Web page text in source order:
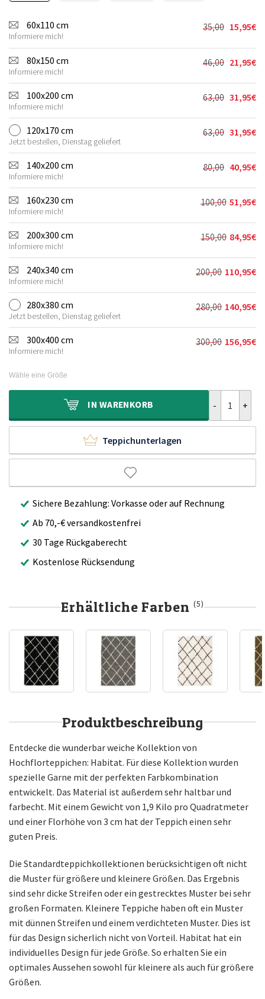
60x110 cm
Informiere mich!
35,00
Preis
war:
35,00€
15,95€
Aktueller
Preis
ist:
15,95€.
80x150 cm
Informiere mich!
46,00
Preis
war:
46,00€
21,95€
Aktueller
Preis
ist:
21,95€.
100x200 cm
Informiere mich!
63,00
Preis
war:
63,00€
31,95€
Aktueller
Preis
ist:
31,95€.
120x170 cm
Jetzt bestellen, Dienstag geliefert
63,00
Preis
war:
63,00€
31,95€
Aktueller
Preis
ist:
31,95€.
140x200 cm
Informiere mich!
80,00
Preis
war:
80,00€
40,95€
Aktueller
Preis
ist:
40,95€.
160x230 cm
Informiere mich!
100,00
Preis
war:
100,00€
51,95€
Aktueller
Preis
ist:
51,95€.
200x300 cm
Informiere mich!
150,00
Preis
war:
150,00€
84,95€
Aktueller
Preis
ist:
84,95€.
240x340 cm
Informiere mich!
200,00
Preis
war:
200,00€
110,95€
Aktueller
Preis
ist:
110,95€.
280x380 cm
Jetzt bestellen, Dienstag geliefert
280,00
Preis
war:
280,00€
140,95€
Aktueller
Preis
ist:
140,95€.
300x400 cm
Informiere mich!
300,00 156,95€
Aktueller
Wähle eine Größe
IN WARENKORB
Teppichunterlagen
Sichere Bezahlung: Vorkasse oder auf Rechnung
Ab 70,-€ versandkostenfrei
30 Tage Rückgaberecht
Kostenlose Rücksendung
Erhältliche Farben(5)
Produktbeschreibung
Entdecke die wunderbar weiche Kollektion von
Hochflorteppichen: Habitat. Für diese Kollektion wurden
spezielle Garne mit der perfekten Farbkombination
entwickelt. Das Material ist außerdem sehr haltbar und
farbecht. Mit einem Gewicht von 1,9 Kilo pro Quadratmeter
und einer Florhöhe von 3 cm hat der Teppich einen sehr
guten Preis.
Die Standardteppichkollektionen berücksichtigen oft nicht
die Muster für größere und kleinere Größen. Das Ergebnis
sind sehr dicke Streifen oder ein gestrecktes Muster bei sehr
großen Formaten. Kleinere Teppiche haben oft ein Muster
mit dünnen Streifen und einem verdichteten Muster. Dies ist
für das Design sicherlich nicht von Vorteil. Habitat hat ein
individuelles Design für jede Größe. So erhalten Sie ein
optimales Aussehen sowohl für kleinere als auch für größere
Größen.